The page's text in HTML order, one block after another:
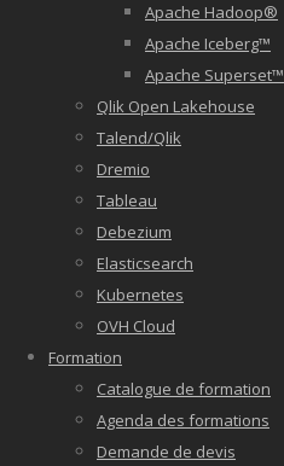
Apache Hadoop®
Apache Iceberg™
Apache Superset™
Qlik Open Lakehouse
Talend/Qlik
Dremio
Tableau
Debezium
Elasticsearch
Kubernetes
OVH Cloud
Formation
Catalogue de formation
Agenda des formations
Demande de devis